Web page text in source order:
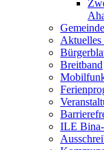
Aktuelles
Breitband
ILE